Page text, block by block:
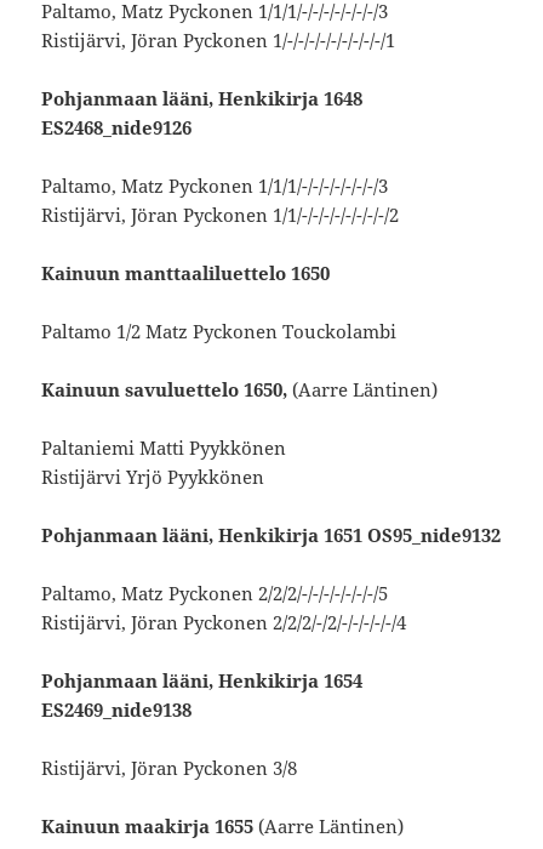
Paltamo, Matz Pyckonen 1/1/1/-/-/-/-/-/-/-/3
Ristijärvi, Jöran Pyckonen 1/-/-/-/-/-/-/-/-/-/1
Pohjanmaan lääni, Henkikirja 1648
ES2468_nide9126
Paltamo, Matz Pyckonen 1/1/1/-/-/-/-/-/-/-/3
Ristijärvi, Jöran Pyckonen 1/1/-/-/-/-/-/-/-/-/2
Kainuun manttaaliluettelo 1650
Paltamo 1/2 Matz Pyckonen Touckolambi
Kainuun savuluettelo 1650,(Aarre Läntinen)
Paltaniemi Matti Pyykkönen
Ristijärvi Yrjö Pyykkönen
Pohjanmaan lääni, Henkikirja 1651 OS95_nide9132
Paltamo, Matz Pyckonen 2/2/2/-/-/-/-/-/-/-/5
Ristijärvi, Jöran Pyckonen 2/2/2/-/2/-/-/-/-/-/4
Pohjanmaan lääni, Henkikirja 1654
ES2469_nide9138
Ristijärvi, Jöran Pyckonen 3/8
Kainuun maakirja 1655(Aarre Läntinen)